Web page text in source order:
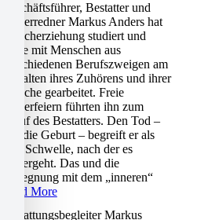
Geschäftsführer, Bestatter und
Trauerredner Markus Anders hat
Sprecherziehung studiert und
lange mit Menschen aus
verschiedenen Berufszweigen am
Entfalten ihres Zuhörens und ihrer
Sprache gearbeitet. Freie
Trauerfeiern führten ihn zum
Beruf des Bestatters. Den Tod –
wie die Geburt – begreift er als
eine Schwelle, nach der es
weitergeht. Das und die
Begegnung mit dem „inneren“
Read More
Bestattungsbegleiter Markus